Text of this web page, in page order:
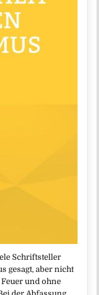
Schriftsteller
gesagt, aber nicht
und ohne